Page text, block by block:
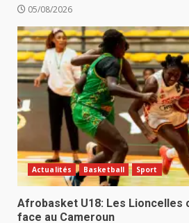
05/08/2026
Actualités Basketball Sport
Afrobasket U18: Les Lioncelles
face au Cameroun